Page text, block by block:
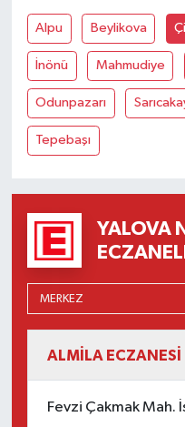
Alpu Beylikova
İnönü Mahmudiye
Odunpazarı
Tepebaşı
YALOVA
ALMİLA ECZANESİ
Fevzi Çakmak